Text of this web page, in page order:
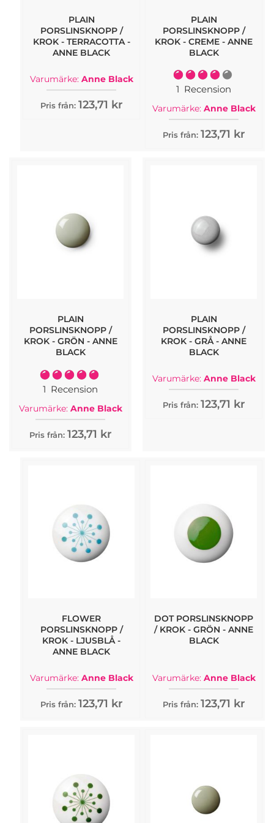
PLAIN
PORSLINSKNOPP /
KROK - TERRACOTTA -
ANNE BLACK
Varumärke: Anne Black
Pris från: 123,71 kr
PLAIN
PORSLINSKNOPP /
KROK - CREME - ANNE
BLACK
Rating:
80%
1 Recension
Varumärke: Anne Black
Pris från: 123,71 kr
PLAIN
PORSLINSKNOPP /
KROK - GRÖN - ANNE
BLACK
Rating:
100%
1 Recension
Varumärke: Anne Black
Pris från: 123,71 kr
PLAIN
PORSLINSKNOPP /
KROK - GRÅ - ANNE
BLACK
Varumärke: Anne Black
Pris från: 123,71 kr
FLOWER
PORSLINSKNOPP /
KROK - LJUSBLÅ -
ANNE BLACK
Varumärke: Anne Black
Pris från: 123,71 kr
DOT PORSLINSKNOPP
/ KROK - GRÖN - ANNE
BLACK
Varumärke: Anne Black
Pris från: 123,71 kr